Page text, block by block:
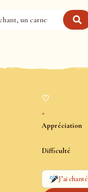
♡
+
Appréciation
Difficulté
J’ai chanté